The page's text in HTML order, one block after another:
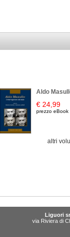
Aldo
€ 24,99
prezzo eBook
altri
Liguori
via Riviera di